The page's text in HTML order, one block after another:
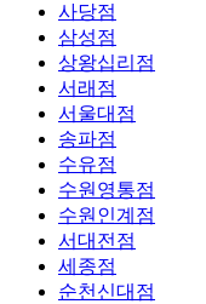
사당점
삼성점
상왕십리점
서래점
서울대점
송파점
수유점
수원영통점
수원인계점
서대전점
세종점
순천신대점